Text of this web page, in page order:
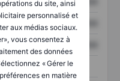
du site, ainsi
personnalisé et
aux médias sociaux.
vous consentez à
des données
« Gérer le
en matière
XXXXXXX XXXXXXX
XXXXXXX